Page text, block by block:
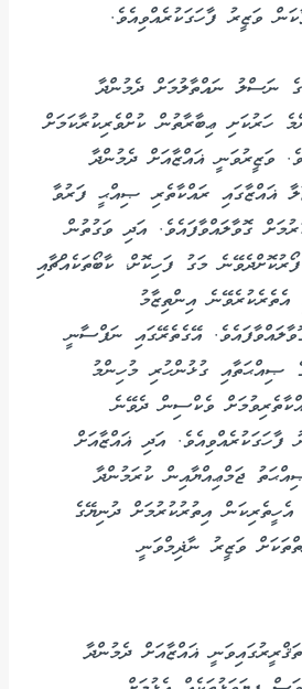
ވަޒީރު ފާހަގަކުރެއްވިއެވެ.
ނަސްލު ނައްތާލުމަށް ދެމުންދާ
ހަރުކަށި ޢިބާރާތުން ކުށްވެރިކުރާކަމަށް
ވަޒީރުވަނީ ޣައްޒާއަށް ދެމުންދާ
ޣައްޒާގައި ރައްކާތެރި ޞިއްޙީ ފަރުވާ
ގޮވާލައްވާފައެވެ. އަދި ވަގުތުން
މަގު ފަހިކޮށް، ކާބޯތަކެއްޗާއި
އެތެރެކުރެވޭނެ އިންތިޒާމު
އޭގެތެރޭގައި ނަފްސާނީ
ޞިއްޙަތާއި ގުޅުންހުރި މުހިންމު
ވެކްސިން ދެވޭނެ
ފާހަގަކުރެއްވިއެވެ. އަދި ޣައްޒާއަށް
ޖަމްޢިއްޔާއިން ކުރަމުންދާ
އިތުރުކުރުމަށް ދުނިޔޭގެ
ވަޒީރު ނާޛިމްވަނީ
ޣައްޒާއަށް ދެމުންދާ